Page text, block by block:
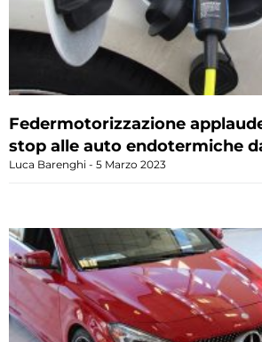
Federmotorizzazione
stop alle auto endotermiche
Luca Barenghi 5 Marzo 2023